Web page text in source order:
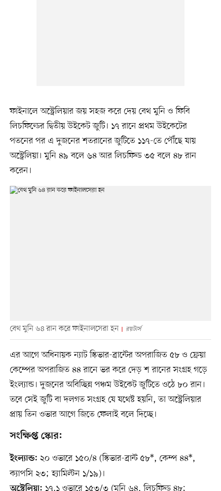
ফাইনালে অস্ট্রেলিয়ার জয় সহজ করে দেয় বেথ মুনি ও ফিবি
লিচফিল্ডের দ্বিতীয় উইকেট জুটি। ১৭ রানে প্রথম উইকেটের
পতনের পর এ দুজনের শতরানের জুটিতে ১১৭-তে পৌঁছে যায়
অস্ট্রেলিয়া। মুনি ৪৯ বলে ৬৪ আর লিচফিল্ড ৩৫ বলে ৪৮ রান
করেন।
বেথ মুনি ৬৪ রান করে ফাইনালসেরা হন রয়টার্স
এর আগে অধিনায়ক ন্যাট স্কিভার-ব্রান্টের অপরাজিত ৫৮ ও ফ্রেয়া
কেম্পের অপরাজিত ৪৪ রানে ভর করে দেড় শ রানের সংগ্রহ গড়ে
ইংল্যান্ড। দুজনের অবিচ্ছিন্ন পঞ্চম উইকেট জুটিতে ওঠে ৮০ রান।
তবে সেই জুটি বা দলগত সংগ্রহ যে যথেষ্ট হয়নি, তা অস্ট্রেলিয়ার
প্রায় তিন ওভার আগে জিতে ফেলাই বলে দিচ্ছে।
সংক্ষিপ্ত স্কোর:
ইংল্যান্ড: ২০ ওভারে ১৫০/৪ (স্কিভার-ব্রান্ট ৫৮*, কেম্প ৪৪*,
ক্যাপসি ২৩; হ্যামিল্টন ১/১৯)।